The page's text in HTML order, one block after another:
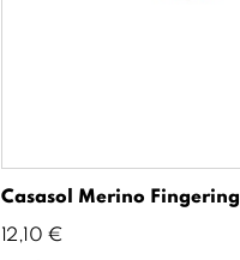
Casasol Merino Fingering
Precio
12,10 €